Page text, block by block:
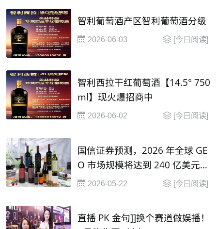
智利葡萄酒产区智利葡萄酒分级
2026-06-03 [今日阅读]
智利西拉干红葡萄酒【14.5° 750
ml】现火爆招商中
2026-06-02 [今日阅读]
国信证券预测，2026 年全球 GE
O 市场规模将达到 240 亿美元，
并在2030年有望达到 1000 亿美
2026-05-22 [今日阅读]
直播 PK 金句]]换个赛道做娱播！